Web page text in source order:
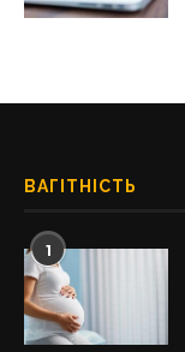
ВАГІТНІСТЬ
1